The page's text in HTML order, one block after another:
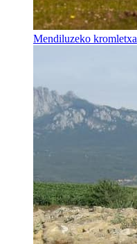
Mendiluzeko kromletxa